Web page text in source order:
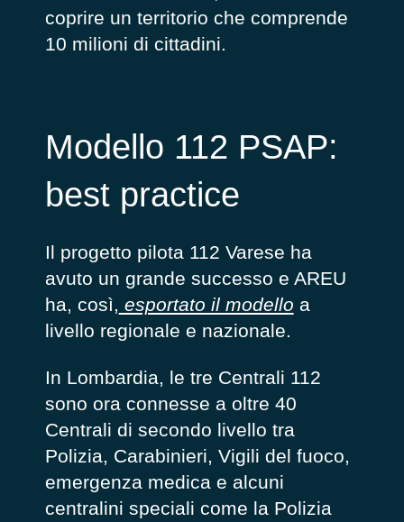
coprire un territorio che comprende
10 milioni di cittadini.
Modello 112 PSAP:
best practice
Il progetto pilota 112 Varese ha
avuto un grande successo e AREU
ha, così, esportato il modello a
livello regionale e nazionale.
In Lombardia, le tre Centrali 112
sono ora connesse a oltre 40
Centrali di secondo livello tra
Polizia, Carabinieri, Vigili del fuoco,
emergenza medica e alcuni
centralini speciali come la Polizia